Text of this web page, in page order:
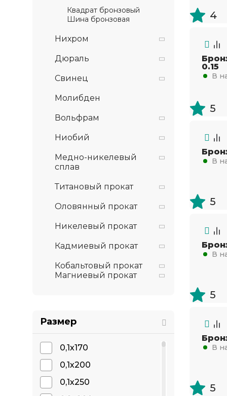
Квадрат бронзовый
Шина бронзовая
Нихром
Дюраль
Свинец
Молибден
Вольфрам
Ниобий
Медно-никелевый
сплав
Титановый прокат
Оловянный прокат
Никелевый прокат
Кадмиевый прокат
Кобальтовый прокат
Магниевый прокат
Размер
0,1х170
0,1х200
0,1х250
4
0.15
В
5
В
5
В
5
В
5